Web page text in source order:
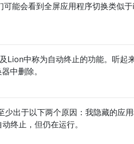
能会看到全屏应用程序切换类似于
Lion中称为自动终止的功能。听起
中删除。
出于以下两个原因：我隐藏的应
终止，但仍在运行。